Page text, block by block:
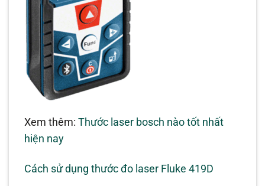
Xem thêm:Thước laser bosch nào tốt nhất
hiện nay
Cách sử dụng thước đo laser Fluke 419D